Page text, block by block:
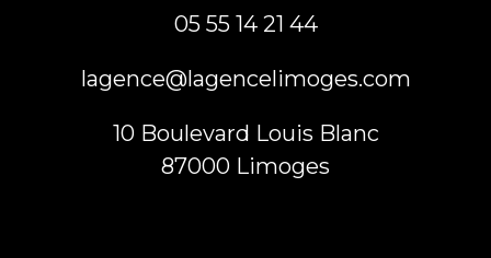
05 55 14 21 44
lagence@lagencelimoges.com
10 Boulevard Louis Blanc
87000
limoges